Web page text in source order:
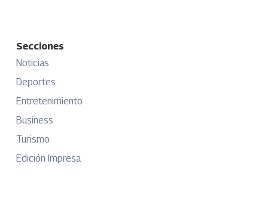
Secciones
Noticias
Deportes
Entretenimiento
Business
Turismo
Edición Impresa